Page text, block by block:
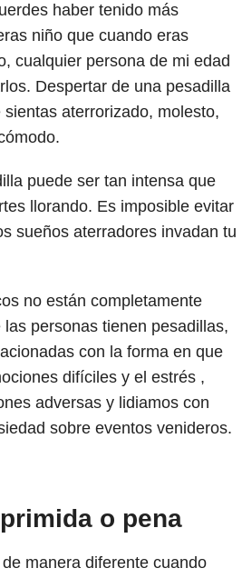
haber tenido más
niño que cuando eras
cualquier persona de mi edad
Despertar de una pesadilla
aterrorizado, molesto,
puede ser tan intensa que
llorando. Es imposible evitar
sueños aterradores invadan tu
no están completamente
personas tienen pesadillas,
con la forma en que
difíciles y el estrés ,
adversas y lidiamos con
sobre eventos venideros.
o pena
manera diferente cuando